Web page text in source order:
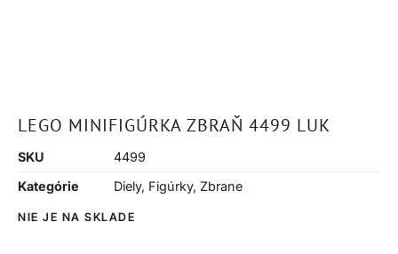
LEGO MINIFIGÚRKA ZBRAŇ 4499 LUK
SKU
4499
Kategórie
Diely, Figúrky, Zbrane
NIE JE NA SKLADE